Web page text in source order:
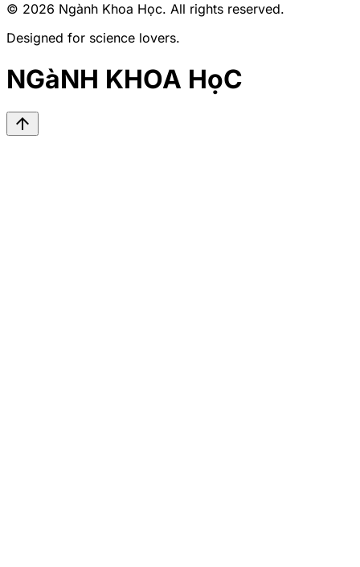
© 2026 Ngành Khoa Học. All rights reserved.
Designed for science lovers.
NGàNH KHOA HọC
arrow_upward